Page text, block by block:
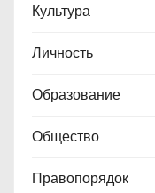
Культура
Личность
Образование
Общество
Правопорядок